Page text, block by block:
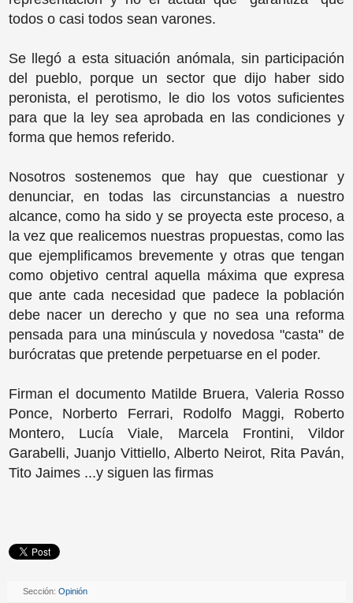
todos o casi todos sean varones.
Se llegó a esta situación anómala, sin participación
del pueblo, porque un sector que dijo haber sido
peronista, el perotismo, le dio los votos suficientes
para que la ley sea aprobada en las condiciones y
forma que hemos referido.
Nosotros sostenemos que hay que cuestionar y
denunciar, en todas las circunstancias a nuestro
alcance, como ha sido y se proyecta este proceso, a
la vez que realicemos nuestras propuestas, como las
que ejemplificamos brevemente y otras que tengan
como objetivo central aquella máxima que expresa
que ante cada necesidad que padece la población
debe nacer un derecho y que no sea una reforma
pensada para una minúscula y novedosa "casta" de
burócratas que pretende perpetuarse en el poder.
Firman el documento Matilde Bruera, Valeria Rosso
Ponce, Norberto Ferrari, Rodolfo Maggi, Roberto
Montero, Lucía Viale, Marcela Frontini, Vildor
Garabelli, Juanjo Vittiello, Alberto Neirot, Rita Paván,
Tito Jaimes ...y siguen las firmas
Sección:Opinión